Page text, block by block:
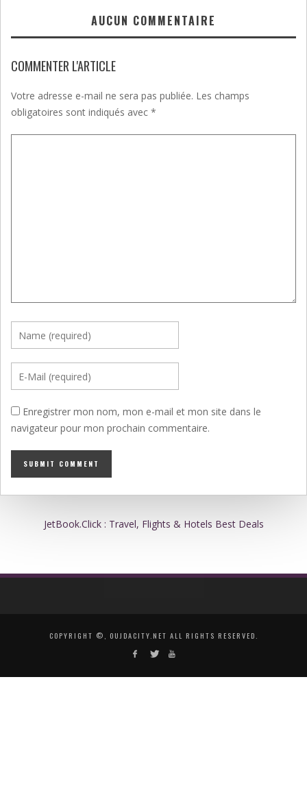
AUCUN COMMENTAIRE
COMMENTER L'ARTICLE
Votre adresse e-mail ne sera pas publiée. Les champs
obligatoires sont indiqués avec *
Enregistrer mon nom, mon e-mail et mon site dans le
navigateur pour mon prochain commentaire.
JetBook.Click : Travel, Flights & Hotels Best Deals
COPYRIGHT ©, OUJDACITY.NET ALL RIGHTS RESERVED.